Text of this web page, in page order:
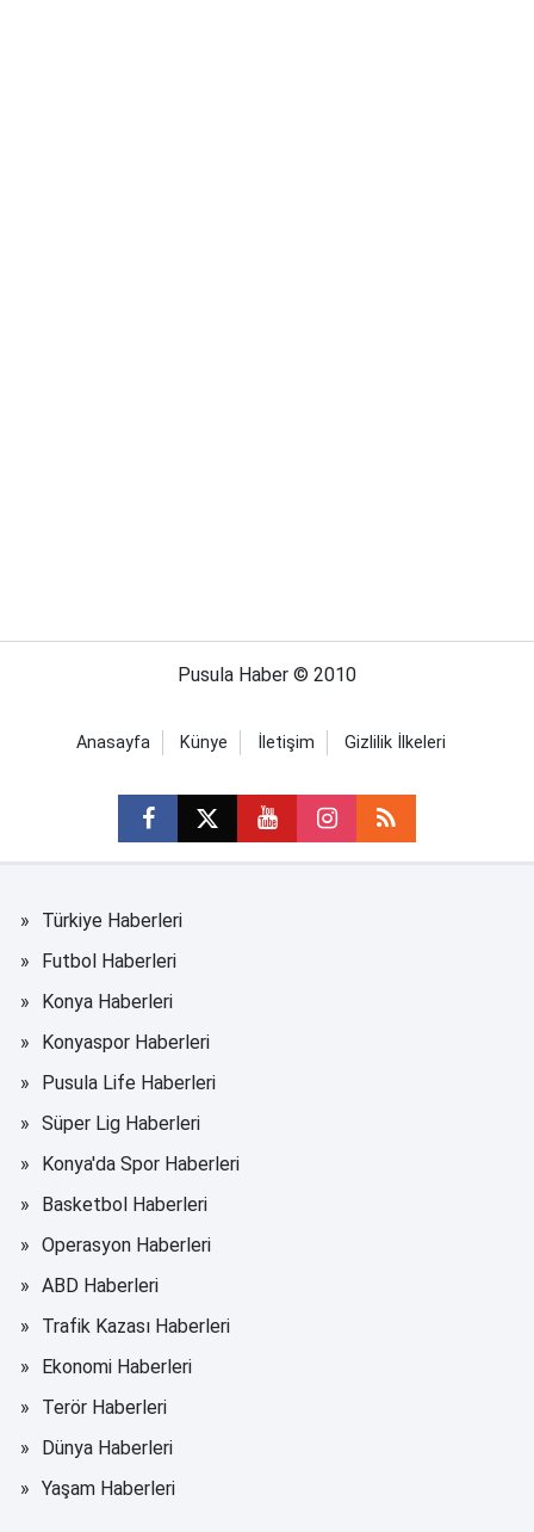
Pusula Haber © 2010
Anasayfa Künye İletişim Gizlilik İlkeleri
Türkiye Haberleri
Futbol Haberleri
Konya Haberleri
Konyaspor Haberleri
Pusula Life Haberleri
Süper Lig Haberleri
Konya'da Spor Haberleri
Basketbol Haberleri
Operasyon Haberleri
ABD Haberleri
Trafik Kazası Haberleri
Ekonomi Haberleri
Terör Haberleri
Dünya Haberleri
Yaşam Haberleri